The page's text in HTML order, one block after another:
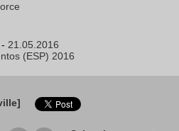
- 21.05.2016
(ESP) 2016